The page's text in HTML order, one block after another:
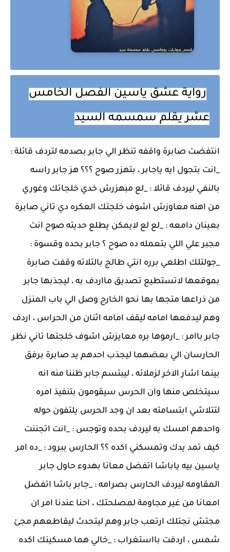
رواية عشق ياسين الفصل الخامس
عشر يقلم سمسمه السيد
انتفضت صابرة واقفه تنظر الي جابر بصدمه لتردف قائلة :
_انت بتجول ايه ياجابر ، بتهزر صوح ؟؟؟ هز جابر راسه
بالنفي ليردف قائلا : _لع مبهزرش خدي خلجاتك وغوري
من اهنه معاوزش اشوف خلجتك العكره دي تاني صابرة
بعينان دامعه : _لع لع لايمكن يطلع حديته صوح انت
مجبر علي اللي بتعمله ده صوح ؟ جابر بحده وقسوة :
_جولتلك اطلعي برره انتي طالج بالتلاته وقفت صابرة
بموقعها لاتستطيع تصديق مااردف به ، ليجذبها جابر
من ذراعها متجها بها نحو الخارج وصل الي باب المنزل
وهم ليدفعها امامه ليقف امامه اثنان من الحراس ، اردف
جابر باامر : _ارموها بره معايزش اشوف خلجتها تاني نظر
الحارسان الي بعضهما ليجذب احدهم يد صابرة برفق
بينما اشار الاخر لزملائه ، ليبتسم جابر ظننا منه انه
سيتخلص منها وان الحرس سيقومون بتنفيذ امره
لتتلاشي ابتسامته بعد ان وجد الحرس يلتفون حوله
واحدهم امسك به ليردف بحده وتوجس : _انت اتجننت
كيف تمد يدك وتمسكني اكده ؟؟ الحارس ببرود : _ده امر
ياسين بيه ياباشا اتفضل معانا بهدوء حاول جابر
المقاومه ليردف الحارس بصرامه : _جابر باشا اتفضل
امعانا من غير مجاومة لمصلحتك ، احنا عندنا امر ان
مجتش نجتلك ارتعب جابر وهم ليتحدث ليقاطعهم مجئ
شمس ، اردفت بااستغراب : _خالي هما مسكينك اكده